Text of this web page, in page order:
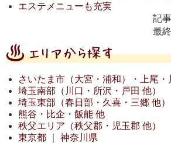
エステメニューも充実
記
最
さいたま市（大宮・浦和）・上尾・
埼玉南部（川口・所沢・戸田 他）
埼玉東部（春日部・久喜・三郷 他）
熊谷・比企・飯能 他
秩父エリア（秩父郡・児玉郡 他）
東京都 ｜神奈川県